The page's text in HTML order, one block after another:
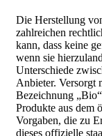
Die Herstellung
zahlreichen
kann, dass keine
wenn sie
Unterschiede
Anbieter. Versorgt
Bezeichnung
Produkte aus dem
Vorgaben, die zu
dieses offizielle